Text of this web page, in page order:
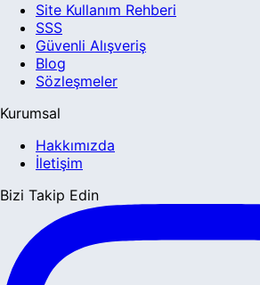
Site Kullanım Rehberi
SSS
Güvenli Alışveriş
Blog
Sözleşmeler
Kurumsal
Hakkımızda
İletişim
Bizi Takip Edin